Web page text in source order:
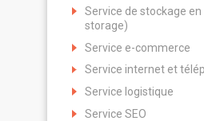
Service de stockage en
storage)
Service e-commerce
Service internet et
Service logistique
Service SEO